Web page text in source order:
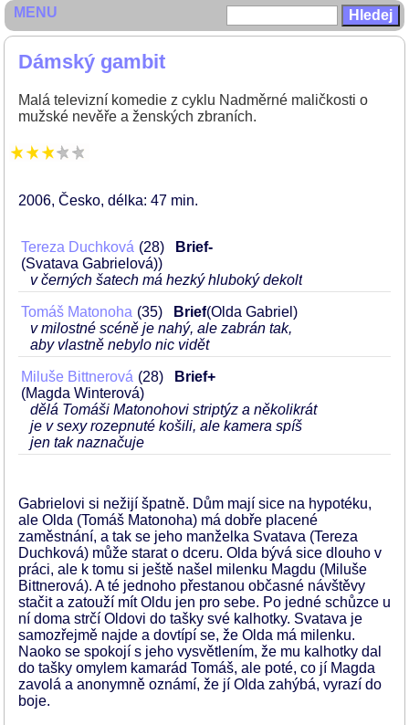
Dámský gambit
Malá televizní komedie z cyklu Nadměrné maličkosti o
mužské nevěře a ženských zbraních.
2006 Česko délka: 47 min
Tereza Duchková 28
Brief-
(Svatava Gabrielová))
v černých šatech má hezký hluboký dekolt
Tomáš Matonoha 35 Brief(Olda Gabriel)
v milostné scéně je nahý, ale zabrán tak,
aby vlastně nebylo nic vidět
Miluše Bittnerová 28
Brief+
(Magda Winterová)
dělá Tomáši Matonohovi striptýz a několikrát
je v sexy rozepnuté košili, ale kamera spíš
jen tak naznačuje
Gabrielovi si nežijí špatně. Dům mají sice na hypotéku,
ale Olda (Tomáš Matonoha) má dobře placené
zaměstnání, a tak se jeho manželka Svatava (Tereza
Duchková) může starat o dceru. Olda bývá sice dlouho v
práci, ale k tomu si ještě našel milenku Magdu (Miluše
Bittnerová). A té jednoho přestanou občasné návštěvy
stačit a zatouží mít Oldu jen pro sebe. Po jedné schůzce u
ní doma strčí Oldovi do tašky své kalhotky. Svatava je
samozřejmě najde a dovtípí se, že Olda má milenku.
Naoko se spokojí s jeho vysvětlením, že mu kalhotky dal
do tašky omylem kamarád Tomáš, ale poté, co jí Magda
zavolá a anonymně oznámí, že jí Olda zahýbá, vyrazí do
boje.
MENU